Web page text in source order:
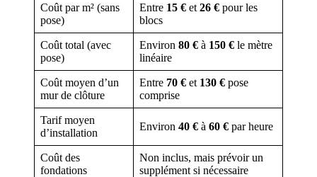
Coût par m² (sans
pose)
Entre 15 € et 26 € pour les
blocs
Coût total (avec
pose)
Environ 80 € à 150 € le mètre
linéaire
Coût moyen d’un
mur de clôture
Entre 70 € et 130 € pose
comprise
Tarif moyen
d’installation
Environ 40 € à 60 € par heure
Coût des
fondations
Non inclus, mais prévoir un
supplément si nécessaire